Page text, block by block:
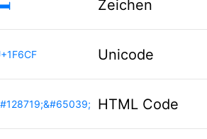
Zeichen
Unicode
HTML Code